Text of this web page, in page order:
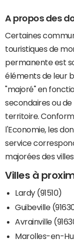
A propos des
Certaines
touristiques de
permanente est
éléments de leur
"majoré" en
secondaires ou
territoire.
l'Economie, les
service
majorées des
Villes à
Lardy (91510)
Guibeville
Avrainville
Marolles-en-